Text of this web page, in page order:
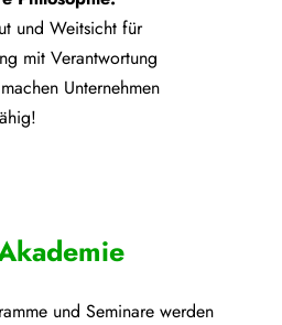
und Weitsicht für
mit Verantwortung
Unternehmen
und Seminare werden